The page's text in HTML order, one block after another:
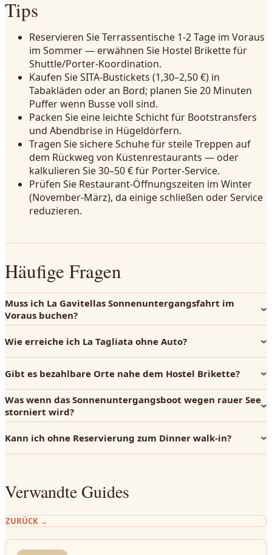
Tips
Reservieren Sie Terrassentische 1-2 Tage im Voraus
im Sommer — erwähnen Sie Hostel Brikette für
Shuttle/Porter-Koordination.
Kaufen Sie SITA-Bustickets (1,30–2,50 €) in
Tabakläden oder an Bord; planen Sie 20 Minuten
Puffer wenn Busse voll sind.
Packen Sie eine leichte Schicht für Bootstransfers
und Abendbrise in Hügeldörfern.
Tragen Sie sichere Schuhe für steile Treppen auf
dem Rückweg von Küstenrestaurants — oder
kalkulieren Sie 30–50 € für Porter-Service.
Prüfen Sie Restaurant-Öffnungszeiten im Winter
(November-März), da einige schließen oder Service
reduzieren.
Häufige Fragen
Muss ich La Gavitellas Sonnenuntergangsfahrt im
Voraus buchen?
Wie erreiche ich La Tagliata ohne Auto?
Gibt es bezahlbare Orte nahe dem Hostel Brikette?
Was wenn das Sonnenuntergangsboot wegen rauer See
storniert wird?
Kann ich ohne Reservierung zum Dinner walk-in?
Verwandte Guides
ZURÜCK →